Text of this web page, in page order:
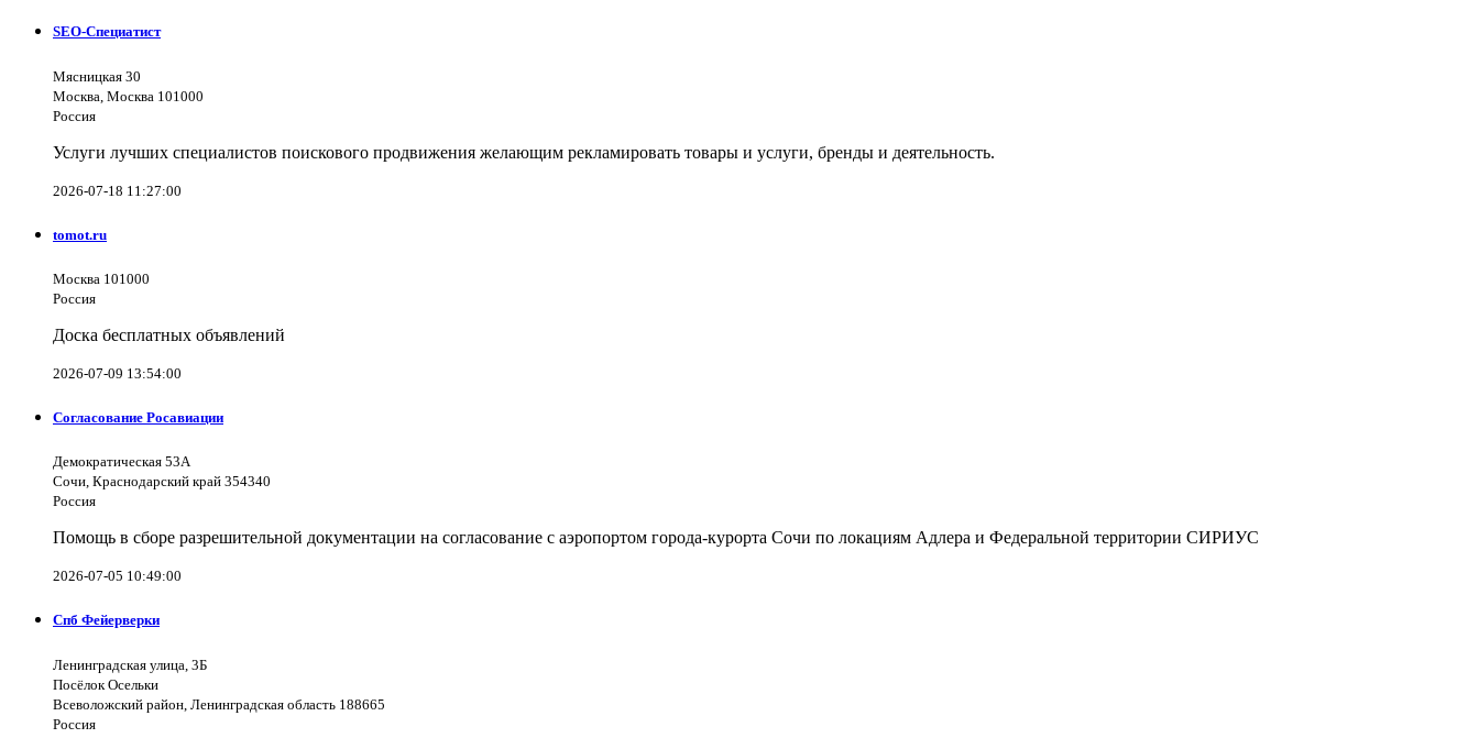
SEO-Специатист
Мясницкая 30
Москва, Москва 101000
Россия
Услуги лучших специалистов поискового продвижения желающим рекламировать товары и услуги, бренды и деятельность.
2026-07-18 11:27:00
tomot.ru
Москва 101000
Россия
Доска бесплатных объявлений
2026-07-09 13:54:00
Согласование Росавиации
Демократическая 53А
Сочи, Краснодарский край 354340
Россия
Помощь в сборе разрешительной документации на согласование с аэропортом города-курорта Сочи по локациям Адлера и Федеральной территории СИРИУС
2026-07-05 10:49:00
Спб Фейерверки
Ленинградская улица, 3Б
Посёлок Осельки
Всеволожский район, Ленинградская область 188665
Россия